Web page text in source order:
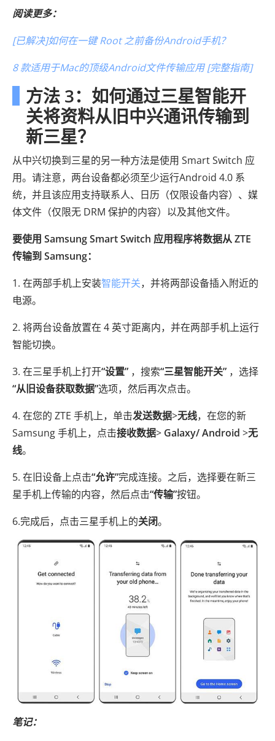
阅读更多：
[已解决]如何在一键 Root 之前备份Android手机？
8 款适用于Mac的顶级Android文件传输应用 [完整指南]
方法 3：如何通过三星智能开
关将资料从旧中兴通讯传输到
新三星？
从中兴切换到三星的另一种方法是使用 Smart Switch 应
用。请注意，两台设备都必须至少运行Android 4.0 系
统，并且该应用支持联系人、日历（仅限设备内容）、媒
体文件（仅限无 DRM 保护的内容）以及其他文件。
要使用 Samsung Smart Switch 应用程序将数据从 ZTE
传输到 Samsung：
1. 在两部手机上安装智能开关，并将两部设备插入附近的
电源。
2. 将两台设备放置在 4 英寸距离内，并在两部手机上运行
智能切换。
3. 在三星手机上打开“设置” ，搜索“三星智能开关” ，选择
“从旧设备获取数据”选项，然后再次点击。
4. 在您​​的 ZTE 手机上，单击发送数据>无线，在您的新
Samsung 手机上，点击接收数据> Galaxy/ Android >无
线。
5. 在旧设备上点击“允许”完成连接。之后，选择要在新三
星手机上传输的内容，然后点击“传输”按钮。
6.完成后，点击三星手机上的关闭。
笔记：